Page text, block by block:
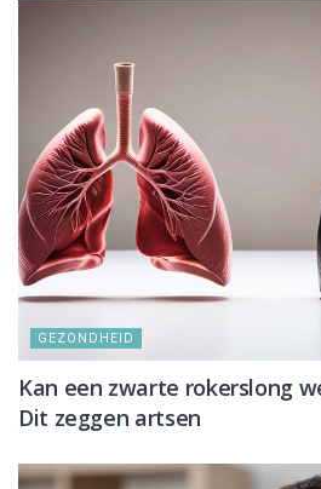
GEZONDHEID
Kan een zwarte rokerslong
Dit zeggen artsen